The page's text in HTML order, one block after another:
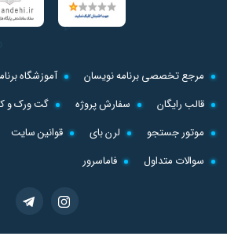
مرجع تخصصی برنامه نویسان
آموزشگاه
قالب رایگان
سفارش پروژه
گت ورک و
موتور جستجو
لرن بای قوانین سایت
سوالات متداول
فاماسرور